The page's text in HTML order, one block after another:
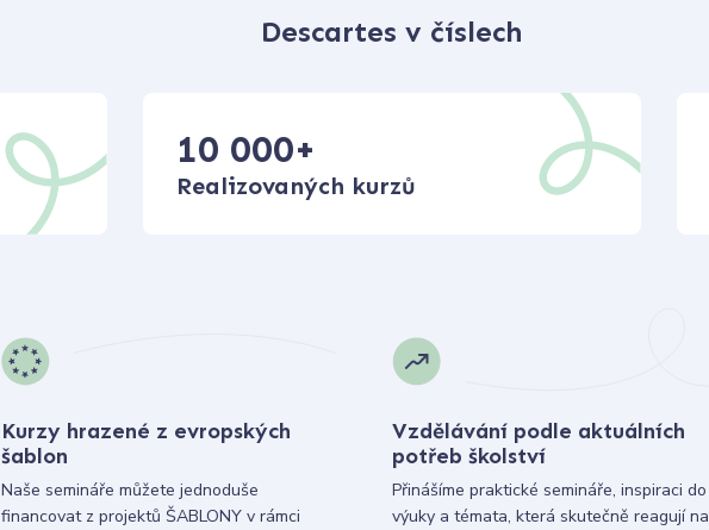
Descartes v číslech
10 000+
Realizovaných kurzů
Kurzy hrazené z evropských
šablon
Naše semináře můžete jednoduše
financovat z projektů ŠABLONY v rámci
Vzdělávání podle aktuálních
potřeb školství
Přinášíme praktické semináře, inspiraci do
výuky a témata, která skutečně reagují na